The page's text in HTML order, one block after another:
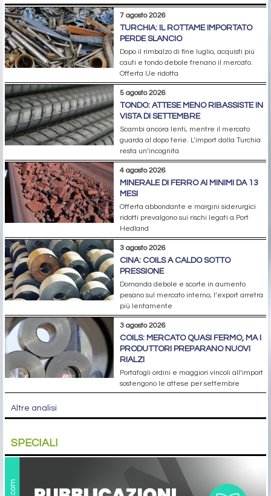
7 agosto 2026
TURCHIA: IL ROTTAME IMPORTATO
PERDE SLANCIO
Dopo il rimbalzo di fine luglio, acquisti più
cauti e tondo debole frenano il mercato.
Offerta Ue ridotta
5 agosto 2026
TONDO: ATTESE MENO RIBASSISTE IN
VISTA DI SETTEMBRE
Scambi ancora lenti, mentre il mercato
guarda al dopo ferie. L’import dalla Turchia
resta un’incognita
4 agosto 2026
MINERALE DI FERRO AI MINIMI DA 13
MESI
Offerta abbondante e margini siderurgici
ridotti prevalgono sui rischi legati a Port
Hedland
3 agosto 2026
CINA: COILS A CALDO SOTTO
PRESSIONE
Domanda debole e scorte in aumento
pesano sul mercato interno; l’export arretra
più lentamente
3 agosto 2026
COILS: MERCATO QUASI FERMO, MA I
PRODUTTORI PREPARANO NUOVI
RIALZI
Portafogli ordini e maggiori vincoli all’import
sostengono le attese per settembre
Altre analisi
SPECIALI